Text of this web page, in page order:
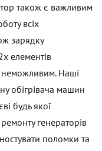
також є важливим
всіх
зарядку
елементів
неможливим. Наші
обігрівача машин
будь якої
генераторів
поломки та